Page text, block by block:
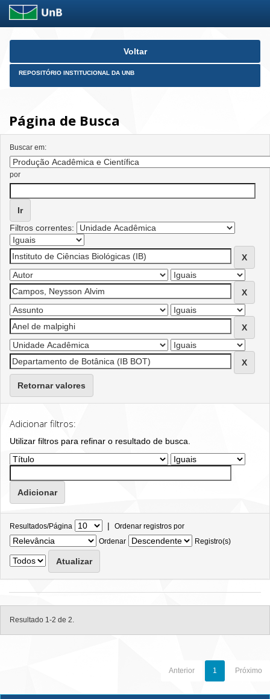
Skip
Voltar
REPOSITÓRIO INSTITUCIONAL DA UNB
Página de Busca
Buscar em:
por
Filtros correntes:
Retornar valores
Adicionar filtros:
Utilizar filtros para refinar o resultado de busca.
Resultados/Página | Ordenar registros por
Ordenar
Registro(s)
Resultado 1-2 de 2.
Anterior 1 Próximo